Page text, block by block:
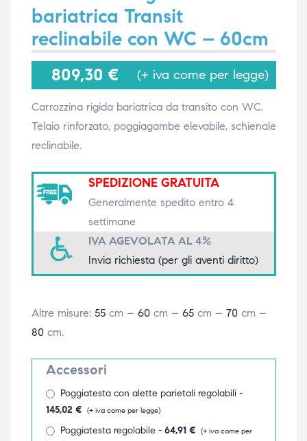
bariatrica Transit
reclinabile con WC – 60cm
809,30 € (+ iva come per legge)
Carrozzina rigida bariatrica da transito con WC.
Telaio rinforzato, poggiagambe elevabile, schienale
reclinabile.
SPEDIZIONE GRATUITA
Generalmente spedito entro 4
settimane
IVA AGEVOLATA AL 4%
Invia richiesta (per gli aventi diritto)
Altre misure: 55cm – 60cm – 65cm – 70cm –
80cm.
Accessori
Poggiatesta con alette parietali regolabili -
145,02 € (+ iva come per legge)
Poggiatesta regolabile - 64,91 € (+ iva come per